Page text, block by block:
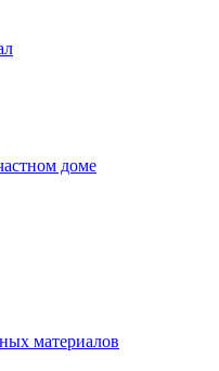
доме
материалов